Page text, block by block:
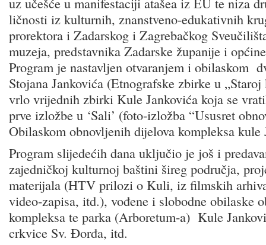
ličnosti iz kulturnih, znanstveno-edukativnih
prorektora i Zadarskog i Zagrebačkog
muzeja, predstavnika Zadarske županije i
Program je nastavljen otvaranjem i obilaskom
Stojana Jankovića (Etnografske zbirke u
vrlo vrijednih zbirki Kule Jankovića koja se
prve izložbe u ‘Sali’ (foto-izložba “Ususret
Obilaskom obnovljenih dijelova kompleksa kule
Program slijedećih dana uključio je još i
zajedničkoj kulturnoj baštini šireg područja,
materijala (HTV prilozi o Kuli, iz filmskih
video-zapisa, itd.), vođene i slobodne obilaske
kompleksa te parka (Arboretum-a) Kule
crkvice Sv. Đorđa, itd.